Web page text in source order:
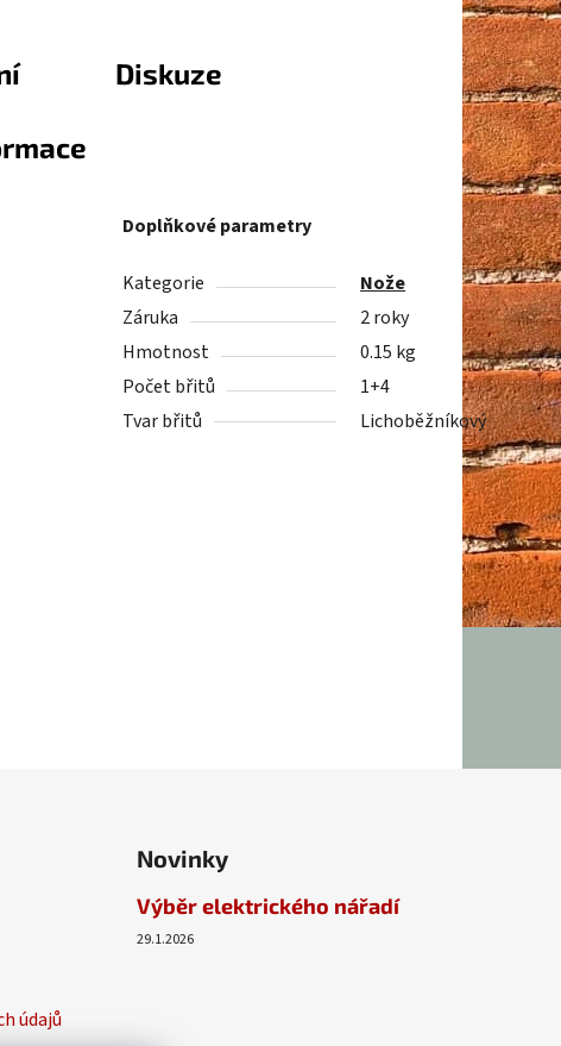
Diskuze
Doplňkové parametry
Kategorie
Nože
Záruka
2 roky
Hmotnost
0.15 kg
Počet břitů
1+4
Tvar břitů
Lichoběžníkový
údajů
Novinky
Výběr elektrického nářadí
29.1.2026